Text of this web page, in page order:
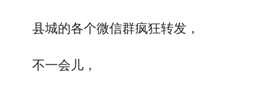
县城的各个微信群疯狂转发，
不一会儿，